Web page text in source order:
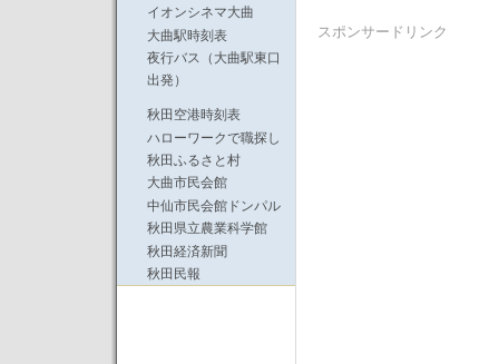
イオンシネマ大曲
大曲駅時刻表
夜行バス（大曲駅東口
出発）
秋田空港時刻表
ハローワークで職探し
秋田ふるさと村
大曲市民会館
中仙市民会館ドンパル
秋田県立農業科学館
秋田経済新聞
秋田民報
スポンサードリンク